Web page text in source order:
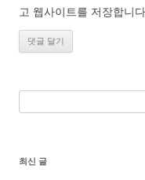
고 웹사이트를 저장합니다.
최신 글